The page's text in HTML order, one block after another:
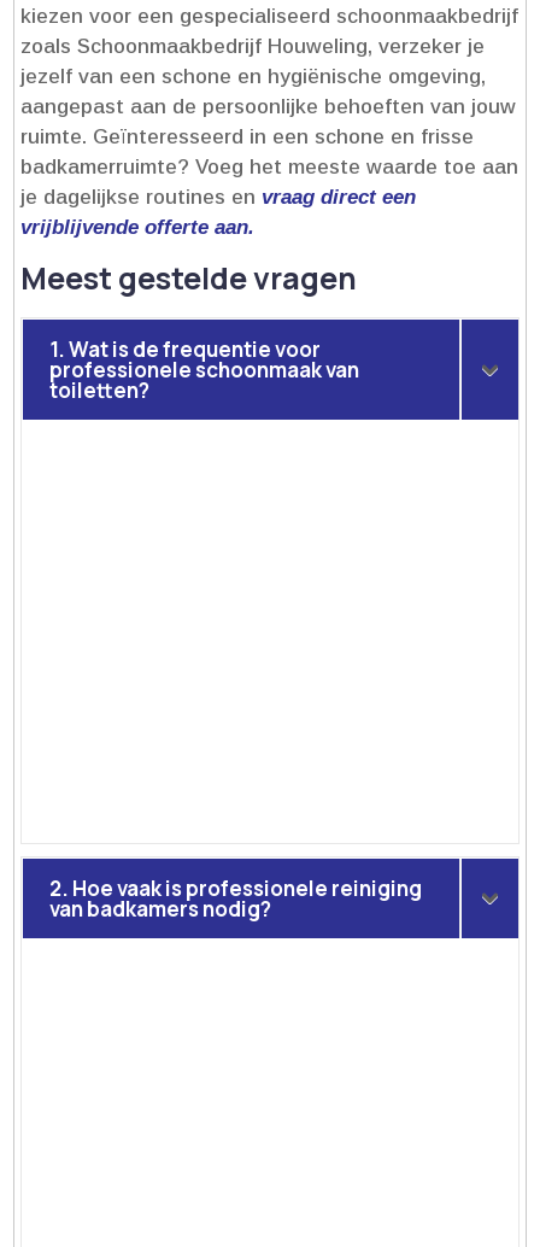
kiezen voor een gespecialiseerd schoonmaakbedrijf
zoals Schoonmaakbedrijf Houweling, verzeker je
jezelf van een schone en hygiënische omgeving,
aangepast aan de persoonlijke behoeften van jouw
ruimte.​ Geïnteresseerd in een schone en frisse
badkamerruimte? Voeg het meeste waarde toe aan
je dagelijkse routines en vraag direct een
vrijblijvende offerte aan.​
Meest gestelde vragen
1. Wat is de frequentie voor
professionele schoonmaak van
toiletten?
2. Hoe vaak is professionele reiniging
van badkamers nodig?